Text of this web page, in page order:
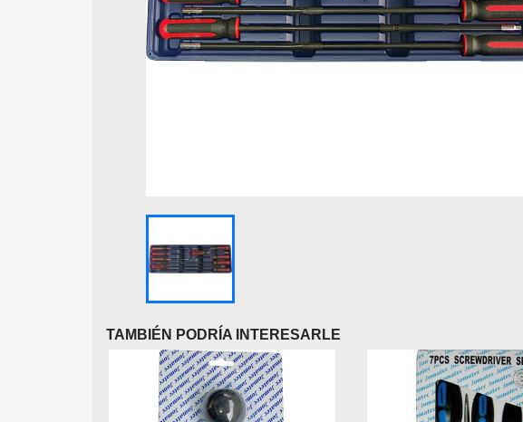
TAMBIÉN PODRÍA INTERESARLE